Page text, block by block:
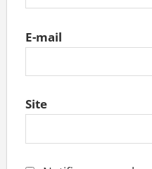
E-mail
Site